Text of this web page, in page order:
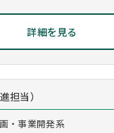
詳細を見る
担当）
・事業開発系